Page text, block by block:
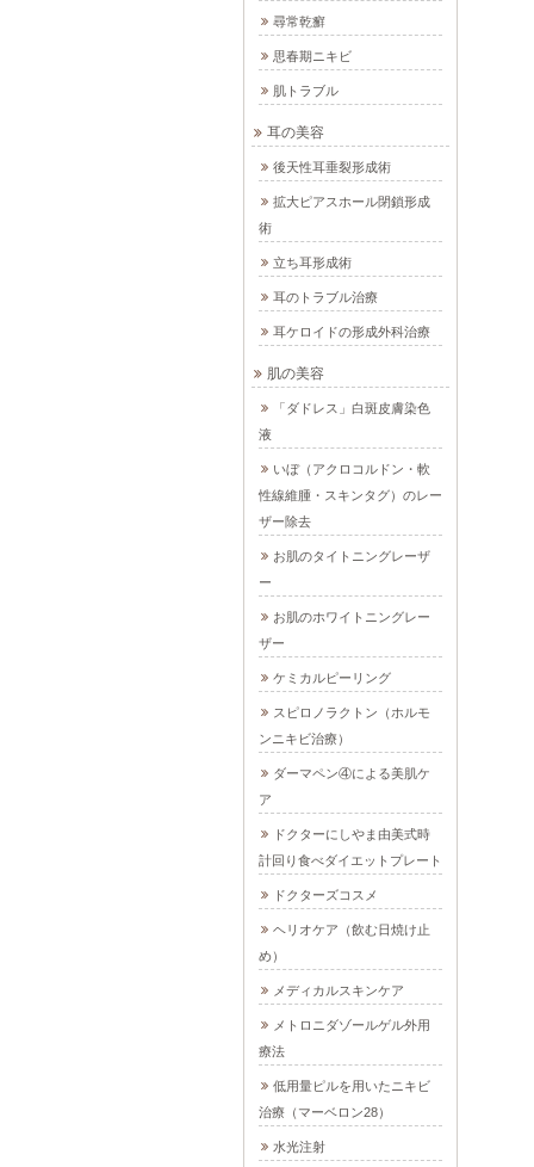
尋常乾癬
思春期ニキビ
肌トラブル
耳の美容
後天性耳垂裂形成術
拡大ピアスホール閉鎖形成
術
立ち耳形成術
耳のトラブル治療
耳ケロイドの形成外科治療
肌の美容
「ダドレス」白斑皮膚染色
液
いぼ（アクロコルドン・軟
性線維腫・スキンタグ）のレー
ザー除去
お肌のタイトニングレーザ
ー
お肌のホワイトニングレー
ザー
ケミカルピーリング
スピロノラクトン（ホルモ
ンニキビ治療）
ダーマペン④による美肌ケ
ア
ドクターにしやま由美式時
計回り食べダイエットプレート
ドクターズコスメ
ヘリオケア（飲む日焼け止
め）
メディカルスキンケア
メトロニダゾールゲル外用
療法
低用量ピルを用いたニキビ
治療（マーベロン28）
水光注射